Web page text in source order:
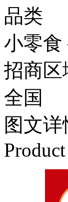
品类
小零
招商区
全国
图文详